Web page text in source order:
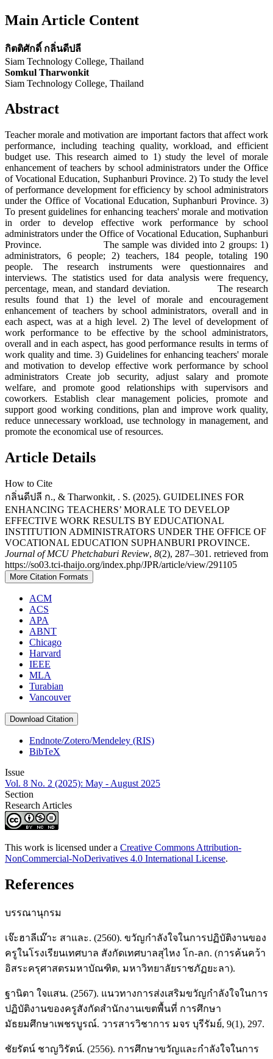
Main Article Content
กิตติศักดิ์ กลิ่นดีปลี
Siam Technology College, Thailand
Somkul Tharwonkit
Siam Technology College, Thailand
Abstract
Teacher morale and motivation are important factors that affect work
performance, including teaching quality, workload, and efficient
budget use. This research aimed to 1) study the level of morale
enhancement of teachers by school administrators under the Office
of Vocational Education, Suphanburi Province. 2) To study the level
of performance development for efficiency by school administrators
under the Office of Vocational Education, Suphanburi Province. 3)
To present guidelines for enhancing teachers' morale and motivation
in order to develop effective work performance by school
administrators under the Office of Vocational Education, Suphanburi
Province. The sample was divided into 2 groups: 1)
administrators, 6 people; 2) teachers, 184 people, totaling 190
people. The research instruments were questionnaires and
interviews. The statistics used for data analysis were frequency,
percentage, mean, and standard deviation. The research
results found that 1) the level of morale and encouragement
enhancement of teachers by school administrators, overall and in
each aspect, was at a high level. 2) The level of development of
work performance to be effective by the school administrators,
overall and in each aspect, has good performance results in terms of
work quality and time. 3) Guidelines for enhancing teachers' morale
and motivation to develop effective work performance by school
administrators Create job security, adjust salary and promote
welfare, and promote good relationships with supervisors and
coworkers. Establish clear management policies, promote and
support good working conditions, plan and improve work quality,
reduce unnecessary workload, use technology in management, and
promote the economical use of resources.
Article Details
How to Cite
กลิ่นดีปลี ก., & Tharwonkit, . S. (2025). GUIDELINES FOR
ENHANCING TEACHERS’ MORALE TO DEVELOP
EFFECTIVE WORK RESULTS BY EDUCATIONAL
INSTITUTION ADMINISTRATORS UNDER THE OFFICE OF
VOCATIONAL EDUCATION SUPHANBURI PROVINCE.
Journal of MCU Phetchaburi Review, 8(2), 287–301. retrieved from
https://so03.tci-thaijo.org/index.php/JPR/article/view/291105
More Citation Formats
ACM
ACS
APA
ABNT
Chicago
Harvard
IEEE
MLA
Turabian
Vancouver
Download Citation
Endnote/Zotero/Mendeley (RIS)
BibTeX
Issue
Vol. 8 No. 2 (2025): May - August 2025
Section
Research Articles
This work is licensed under a Creative Commons Attribution-
NonCommercial-NoDerivatives 4.0 International License.
References
บรรณานุกรม
เจ๊ะฮาลีเม๊าะ สาและ. (2560). ขวัญกำลังใจในการปฏิบัติงานของ
ครูในโรงเรียนเทศบาล สังกัดเทศบาลสุไหง โก-ลก. (การค้นคว้า
อิสระครุศาสตรมหาบัณฑิต, มหาวิทยาลัยราชภัฏยะลา).
ฐานิตา ใจแสน. (2567). แนวทางการส่งเสริมขวัญกำลังใจในการ
ปฏิบัติงานของครูสังกัดสำนักงานเขตพื้นที่ การศึกษา
มัธยมศึกษาเพชรบูรณ์. วารสารวิชาการ มจร บุรีรัมย์, 9(1), 297.
ชัยรัตน์ ชาญวิรัตน์. (2556). การศึกษาขวัญและกำลังใจในการ